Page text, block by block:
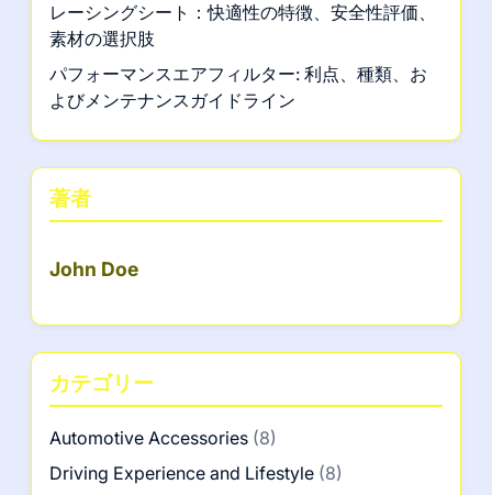
レーシングシート：快適性の特徴、安全性評価、
素材の選択肢
パフォーマンスエアフィルター: 利点、種類、お
よびメンテナンスガイドライン
著者
John Doe
カテゴリー
Automotive Accessories (8)
Driving Experience and Lifestyle (8)